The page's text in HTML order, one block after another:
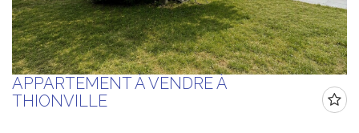
APPARTEMENT À VENDRE À
THIONVILLE